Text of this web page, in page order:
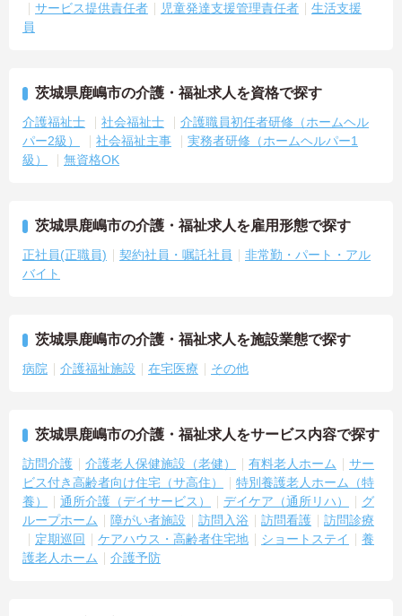
サービス提供責任者
児童発達支援管理責任者
生活支援
員
茨城県鹿嶋市の介護・福祉求人を資格で探す
介護福祉士 社会福祉士
介護職員初任者研修（ホームヘル
パー2級）
社会福祉主事
実務者研修（ホームヘルパー1
級）
無資格OK
茨城県鹿嶋市の介護・福祉求人を雇用形態で探す
正社員(正職員) 契約社員・嘱託社員
非常勤・パート・アル
バイト
茨城県鹿嶋市の介護・福祉求人を施設業態で探す
病院 介護福祉施設 在宅医療 その他
茨城県鹿嶋市の介護・福祉求人をサービス内容で探す
訪問介護 介護老人保健施設（老健） 有料老人ホーム
サー
ビス付き高齢者向け住宅（サ高住）
特別養護老人ホーム（特
養）
通所介護（デイサービス） デイケア（通所リハ）
グ
ループホーム
障がい者施設 訪問入浴 訪問看護
訪問診療
定期巡回
ケアハウス・高齢者住宅地 ショートステイ
養
護老人ホーム
介護予防